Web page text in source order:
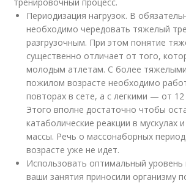
Периодизация нагрузок. В
необходимо чередовать тяжелый
разгрузочным. При этом понятие
существенно отличает от того,
молодым атлетам. С более
пожилом возрасте необходимо
повторах в сете, а с легкими — от
Этого вполне достаточно чтобы
катаболические реакции в мускулах
массы. Речь о массонаборных
возрасте уже не идет.
Использовать оптимальный уровень
ваши занятия приносили организму